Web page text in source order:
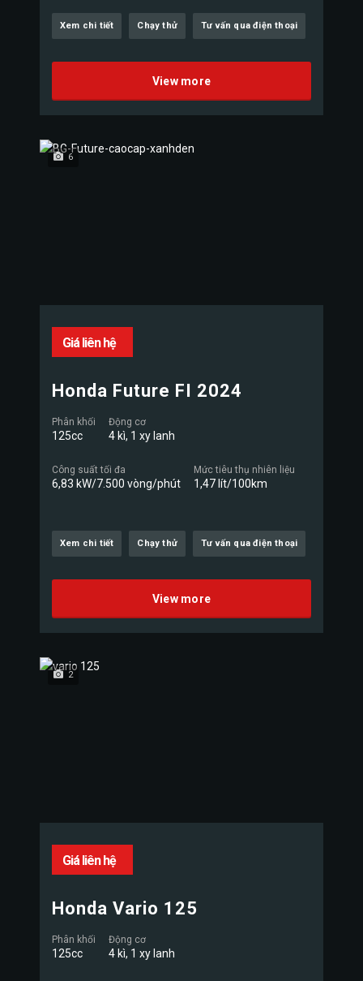
Xem chi tiết Chạy thử Tư vấn qua điện thoại
View more
6
Giá liên hệ
Honda Future FI 2024
Phân khối
125cc
Động cơ
4 kì, 1 xy lanh
Công suất tối đa
6,83 kW/7.500 vòng/phút
Mức tiêu thụ nhiên liệu
1,47 lít/100km
Xem chi tiết Chạy thử Tư vấn qua điện thoại
View more
2
Giá liên hệ
Honda Vario 125
Phân khối
125cc
Động cơ
4 kì, 1 xy lanh